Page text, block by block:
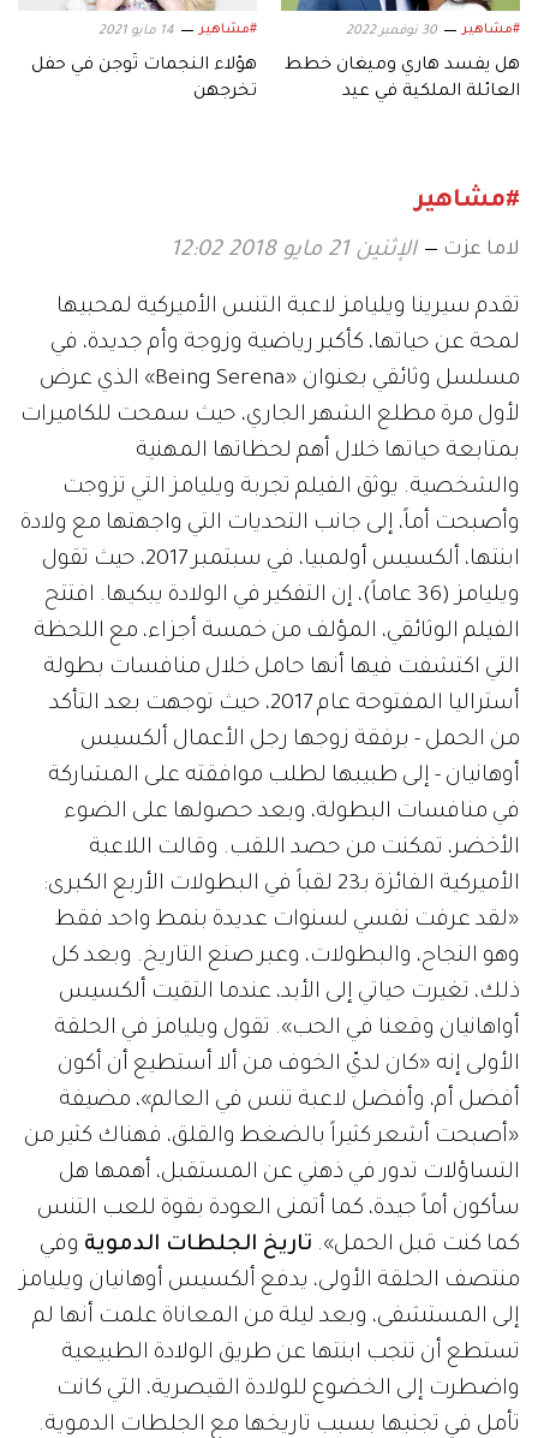
#مشاهير 30 نوفمبر 2022
هل يفسد هاري وميغان خطط
العائلة الملكية في عيد
#مشاهير 14 مايو 2021
هؤلاء النجمات تُوجن في حفل
تخرجهن
#مشاهير
لاما عزت الإثنين 21 مايو 2018 12:02
تقدم سيرينا ويليامز لاعبة التنس الأميركية لمحبيها
لمحة عن حياتها، كأكبر رياضية وزوجة وأم جديدة، في
مسلسل وثائقي بعنوان «Being Serena» الذي عرض
لأول مرة مطلع الشهر الجاري، حيث سمحت للكاميرات
بمتابعة حياتها خلال أهم لحظاتها المهنية
والشخصية. يوثق الفيلم تجربة ويليامز التي تزوجت
وأصبحت أماً، إلى جانب التحديات التي واجهتها مع ولادة
ابنتها، ألكسيس أولمبيا، في سبتمبر 2017، حيث تقول
ويليامز (36 عاماً)، إن التفكير في الولادة يبكيها. افتتح
الفيلم الوثائقي، المؤلف من خمسة أجزاء، مع اللحظة
التي اكتشفت فيها أنها حامل خلال منافسات بطولة
أستراليا المفتوحة عام 2017، حيث توجهت بعد التأكد
من الحمل - برفقة زوجها رجل الأعمال ألكسيس
أوهانيان - إلى طبيبها لطلب موافقته على المشاركة
في منافسات البطولة، وبعد حصولها على الضوء
الأخضر، تمكنت من حصد اللقب. وقالت اللاعبة
الأميركية الفائزة بـ23 لقباً في البطولات الأربع الكبرى:
«لقد عرفت نفسي لسنوات عديدة بنمط واحد فقط
وهو النجاح، والبطولات، وعبر صنع التاريخ. وبعد كل
ذلك، تغيرت حياتي إلى الأبد، عندما التقيت ألكسيس
أواهانيان وقعنا في الحب». تقول ويليامز في الحلقة
الأولى إنه «كان لديّ الخوف من ألا أستطيع أن أكون
أفضل أم، وأفضل لاعبة تنس في العالم»، مضيفة
«أصبحت أشعر كثيراً بالضغط والقلق، فهناك كثير من
التساؤلات تدور في ذهني عن المستقبل، أهمها هل
سأكون أماً جيدة، كما أتمنى العودة بقوة للعب التنس
كما كنت قبل الحمل». تاريخ الجلطات الدموية وفي
منتصف الحلقة الأولى، يدفع ألكسيس أوهانيان ويليامز
إلى المستشفى، وبعد ليلة من المعاناة علمت أنها لم
تستطع أن تنجب ابنتها عن طريق الولادة الطبيعية
واضطرت إلى الخضوع للولادة القيصرية، التي كانت
تأمل في تجنبها بسبب تاريخها مع الجلطات الدموية.